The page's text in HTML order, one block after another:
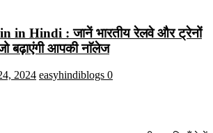
in Hindi : जानें भारतीय रेलवे और ट्रेनों
बढ़ाएंगी आपकी नाॅलेज
2024 easyhindiblogs 0